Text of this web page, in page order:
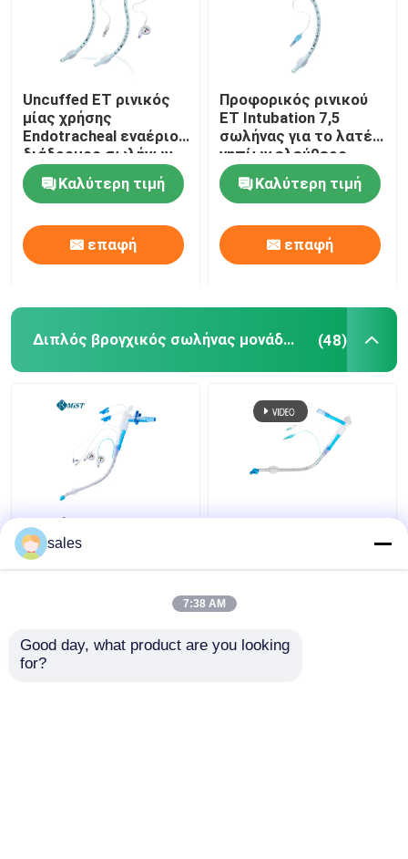
Uncuffed ET ρινικός
μίας χρήσης
Endotracheal εναέριος
διάδρομος σωλήνων
για το χειρουργικό
cOemΚαλύτερη τιμή
επαφή
Προφορικός ρινικού
ET Intubation 7,5
σωλήνας για το λατέξ
νηπίων ελεύθερο
Καλύτερη τιμή
επαφή
Διπλός βρογχικός σωλήνας μονάδων λούμεν (48)
Διπλή κάννουλα
τραχειών σωλήνων
Cuffed Tracheostomy
ODM βρογχικός
sales
7:38 AM
Good day, what product are you looking
for?